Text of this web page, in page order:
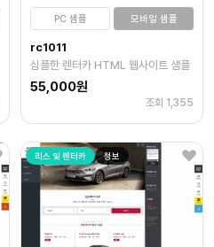
PC 샘플 모바일 샘플
rc1011
심플한 렌터카 HTML 웹사이트 샘플
55,000원
조회 1,355
정보
리스 및 렌터카